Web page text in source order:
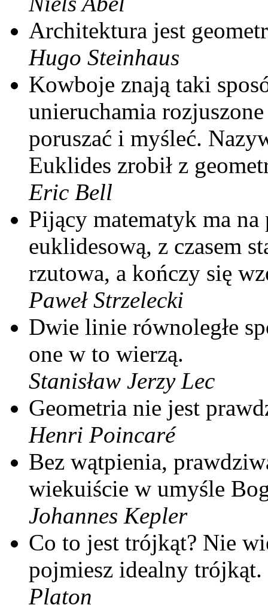
Architektura jest
Hugo Steinhaus
Kowboje znają taki
unieruchamia
poruszać i myśleć.
Euklides zrobił z
Eric Bell
Pijący matematyk ma
euklidesową, z czasem
rzutowa, a kończy się
Paweł Strzelecki
Dwie linie równoległe
one w to wierzą.
Stanisław Jerzy Lec
Geometria nie jest
Henri Poincaré
Bez wątpienia,
wiekuiście w umyśle
Johannes Kepler
Co to jest trójkąt? Nie
pojmiesz idealny trójkąt.
Platon